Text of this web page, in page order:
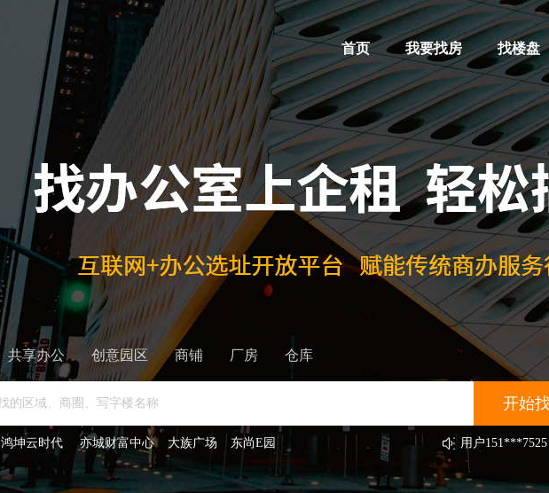
首页 我要找房 找楼盘
共享办公 创意园区 商铺 厂房 仓库
鸿坤云时代 亦城财富中心 大族广场 东尚E园 用户151***7525
用户
用户132***3286